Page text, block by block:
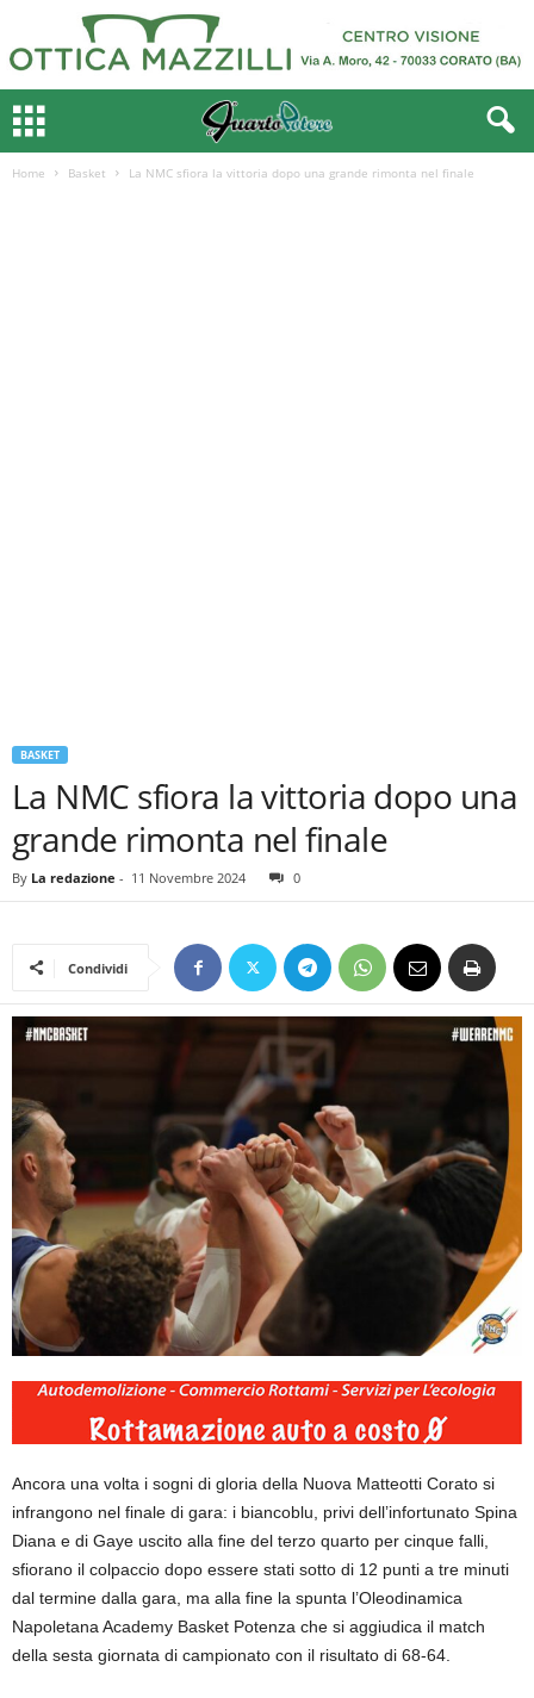
Home Basket La NMC sfiora la vittoria dopo una grande rimonta nel finale
BASKET
La NMC sfiora la vittoria dopo una
grande rimonta nel finale
By La redazione - 11 Novembre 2024 0
Condividi
Ancora una volta i sogni di gloria della Nuova Matteotti Corato si
infrangono nel finale di gara: i biancoblu, privi dell’infortunato Spina
Diana e di Gaye uscito alla fine del terzo quarto per cinque falli,
sfiorano il colpaccio dopo essere stati sotto di 12 punti a tre minuti
dal termine dalla gara, ma alla fine la spunta l’Oleodinamica
Napoletana Academy Basket Potenza che si aggiudica il match
della sesta giornata di campionato con il risultato di 68-64.